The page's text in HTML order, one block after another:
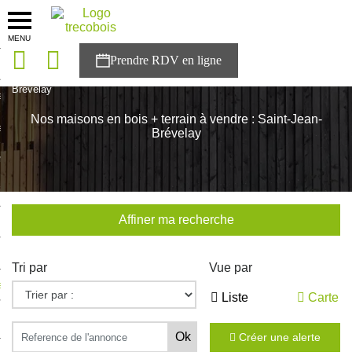
MENU
solutions
Trecobois
à NESTOR
Brévelay
Nos maisons en bois + terrain à vendre : Saint-Jean-
Brévelay
Affiner ma recherche
Tri par Vue par
Liste Carte
Créer une alerte